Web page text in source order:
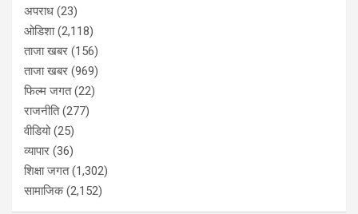
अपराध (23)
ओडिशा(2,118)
ताजा खबर (156)
ताजा खबर (969)
फिल्म जगत(22)
राजनीति(277)
वीडियो(25)
व्यापार (36)
शिक्षा जगत(1,302)
सामाजिक(2,152)